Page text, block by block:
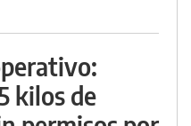
kilos de